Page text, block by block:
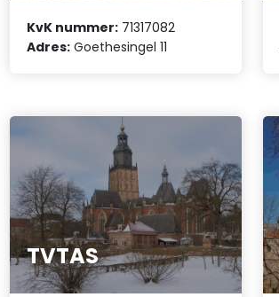
KvK nummer: 71317082
Adres: Goethesingel 11
TVTAS